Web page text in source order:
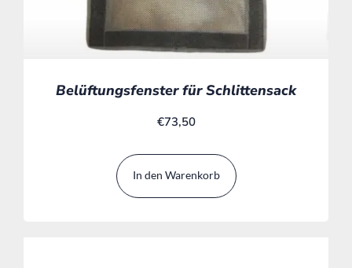
Belüftungsfenster für Schlittensack
€73,50
In den Warenkorb